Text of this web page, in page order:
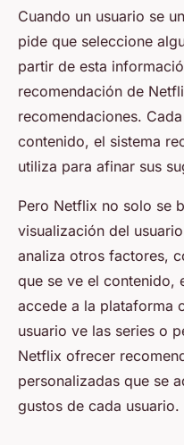
Cuando un usuario se
pide que seleccione
partir de esta
recomendación de
recomendaciones.
contenido, el sistema
utiliza para afinar sus
Pero Netflix no solo se
visualización del
analiza otros factores,
que se ve el contenido,
accede a la plataforma
usuario ve las series o
Netflix ofrecer
personalizadas que se
gustos de cada usuario.